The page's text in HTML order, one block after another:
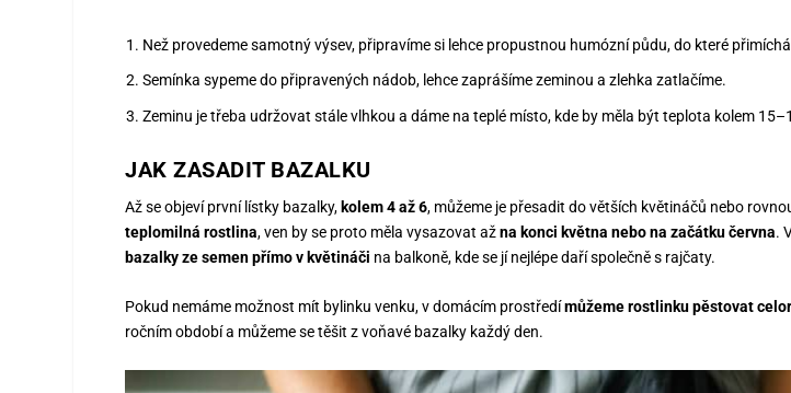
Než provedeme samotný výsev, připravíme si lehce propustnou humózní půdu, do které
Semínka sypeme do připravených nádob, lehce zaprášíme zeminou a zlehka zatlačíme.
Zeminu je třeba udržovat stále vlhkou a dáme na teplé místo, kde by měla být teplota kolem
JAK ZASADIT BAZALKU
Až se objeví první lístky bazalky, kolem 4 až 6, můžeme je přesadit do větších květináčů nebo
teplomilná rostlina, ven by se proto měla vysazovat ažna konci května nebo na začátku června.
bazalky ze semen přímo v květináči na balkoně, kde se jí nejlépe daří společně s rajčaty.
Pokud nemáme možnost mít bylinku venku, v domácím prostředímůžeme rostlinku pěstovat
ročním období a můžeme se těšit z voňavé bazalky každý den.